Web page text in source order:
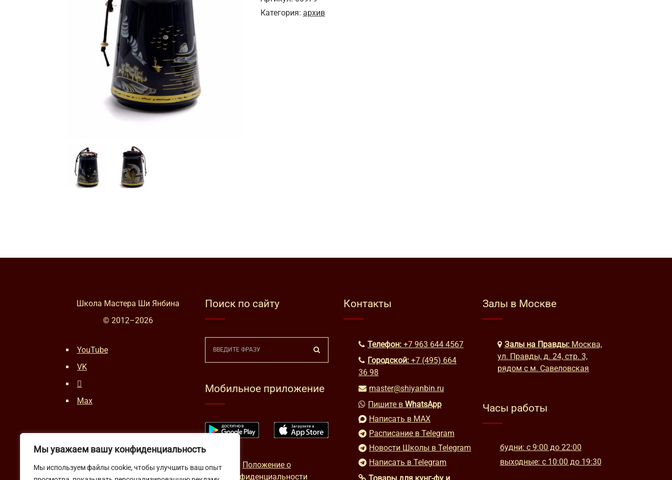
Мы уважаем вашу конфиденциальность
Мы используем файлы cookie, чтобы улучшить ваш опыт
Категория: архив
Школа Мастера Ши Янбина
© 2012–2026
YouTube
VK
Max
Поиск по сайту
Мобильное приложение
Положение о
конфиденциальности
Контакты
Телефон: +7 963 644 4567
Городской: +7 (495) 664
36 98
master@shiyanbin.ru
Пишите в WhatsApp
Написать в MAX
Расписание в Telegram
Новости Школы в Telegram
Написать в Telegram
Залы в Москве
Залы на Правды: Москва,
ул. Правды, д. 24, стр. 3,
рядом с м. Савеловская
Часы работы
будни: с 9:00 до 22:00
выходные: с 10:00 до 19:30